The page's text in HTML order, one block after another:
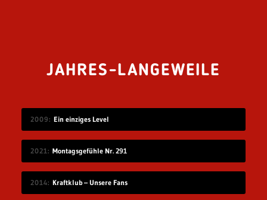
JAHRES-LANGEWEILE
2009 Ein einziges Level
2021 Montagsgefühle Nr. 291
2014 Kraftklub – Unsere Fans